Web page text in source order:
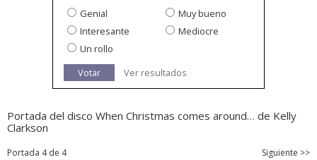
Genial
Muy bueno
Interesante
Mediocre
Un rollo
Votar
Ver resultados
Portada del disco When Christmas comes around… de Kelly
Clarkson
Portada 4 de 4 Siguiente >>